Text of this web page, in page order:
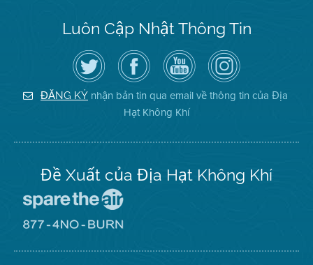
Luôn Cập Nhật Thông Tin
Hãy
theo
dõi
Địa
Hạt
Không
Truy
cập
Trang
Facebook
của
Địa
Hạt
Kênh
YouTube
của
Địa
Hạt
Không
Khí
Air
District
on
Instagram
ĐĂNG KÝ nhận bản tin qua email về thông tin của Địa
Hạt Không Khí
Đề Xuất của Địa Hạt Không Khí
The
Mạng